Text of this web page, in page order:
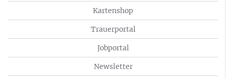
Kartenshop
Trauerportal
Jobportal
Newsletter